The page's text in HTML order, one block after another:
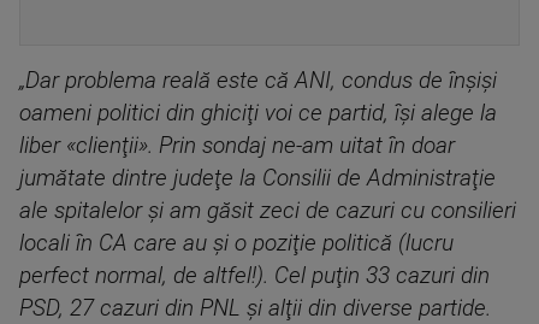
„Dar problema reală este că ANI, condus de înşişi
oameni politici din ghiciţi voi ce partid, îşi alege la
liber «clienţii». Prin sondaj ne-am uitat în doar
jumătate dintre judeţe la Consilii de Administraţie
ale spitalelor şi am găsit zeci de cazuri cu consilieri
locali în CA care au şi o poziţie politică (lucru
perfect normal, de altfel!). Cel puţin 33 cazuri din
PSD, 27 cazuri din PNL şi alţii din diverse partide.